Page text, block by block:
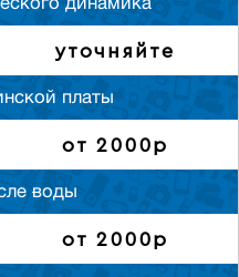
динамика
уточняйте
платы
от 2000р
воды
от 2000р